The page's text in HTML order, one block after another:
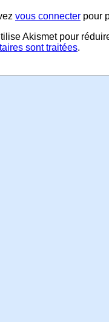
vous connecter pour
Akismet pour
sont traitées.